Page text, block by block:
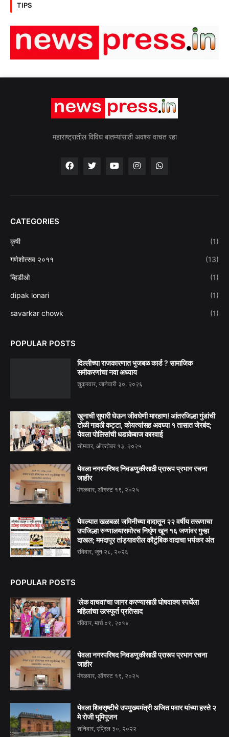
TIPS
महाराष्ट्रातील विविध बातम्यांसाठी अवश्य वाचत रहा
CATEGORIES
कृषी (1)
गणेशोत्सव २०११ (13)
व्हिडीओ (1)
dipak lonari (1)
savarkar chowk (1)
POPULAR POSTS
दिल्लीच्या राजकारणात भुजबळ कार्ड ? सामाजिक
समीकरणांचा नवा अध्याय
शुक्रवार, जानेवारी ३०, २०२६
खुनाची सुपारी घेऊन जीवघेणी मारहाण! आंतरजिल्हा गुंडांची
टोळी गावठी कट्टा, कोयत्यांसह अवघ्या १ तासात जेरबंद;
येवला पोलिसांची धडाकेबाज कारवाई
सोमवार, ऑक्टोबर १३, २०२५
येवला नगरपरिषद निवडणुकीसाठी प्रारूप प्रभाग रचना
जाहीर
मंगळवार, ऑगस्ट १९, २०२५
येवल्यात खळबळ! जमिनीच्या वादातून २२ वर्षीय तरूणाचा
उपजिल्हा रुग्णालयासमोरच निर्घृण खून १६ जणांवर गुन्हा
दाखल; ममदापूर तांड्यावरील कौटुंबिक वादाचा भयंकर अंत
रविवार, जून २८, २०२६
POPULAR POSTS
'लेक वाचवा'चा जागर करण्यासाठी घोषवाक्य स्पर्धेला
महिलांचा उत्स्फूर्त प्रतिसाद
रविवार, मार्च ०९, २०१४
येवला नगरपरिषद निवडणुकीसाठी प्रारूप प्रभाग रचना
जाहीर
मंगळवार, ऑगस्ट १९, २०२५
येवला शिवसृष्टीचे उपमुख्यमंत्री अजित पवार यांच्या हस्ते २
मे रोजी भूमिपूजन
शनिवार, एप्रिल ३०, २०२२